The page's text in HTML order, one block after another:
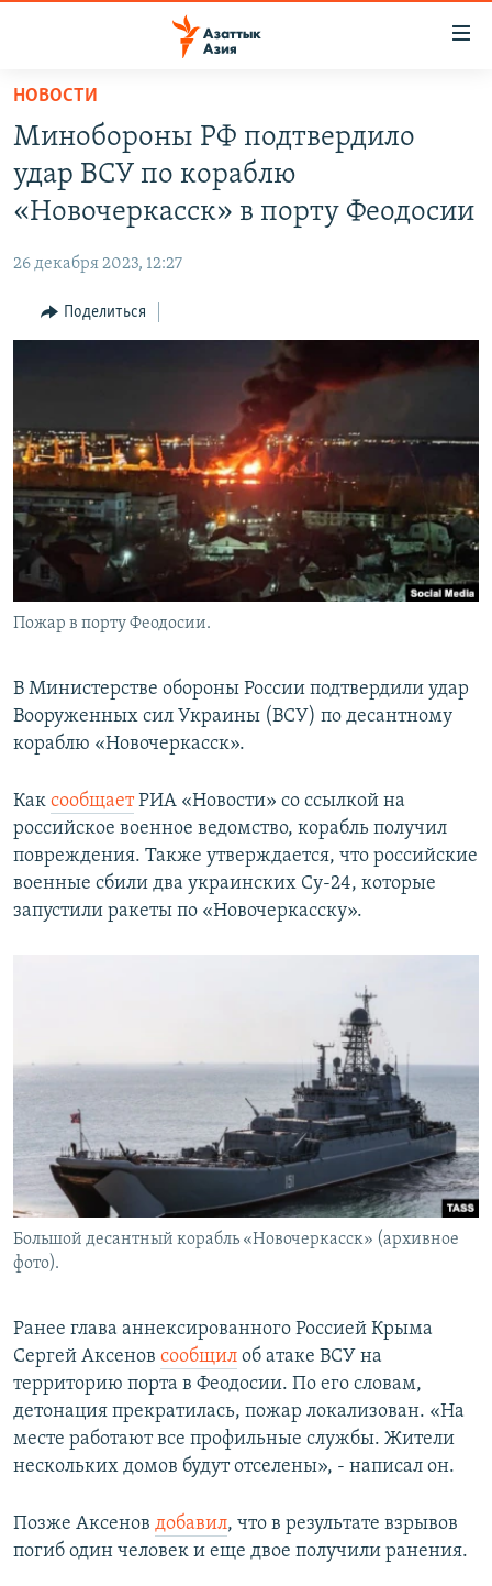
Вернуться
основному
содержанию
Вернутся
главной
навигации
Вернутся
ЦЕНТРАЛЬНАЯ АЗИЯ
КЫРГЫЗСТАН
ТАДЖИКИСТАН
ВОЙНА В УКРАИНЕ
ҚАЗАҚША
КЫРГЫЗЧА
TÜRKMENÇE
НОВОСТИ
Минобороны РФ подтвердило
удар ВСУ по кораблю
«Новочеркасск» в порту Феодосии
26 декабря 2023, 12:27
Поделиться
Пожар в порту Феодосии.
В Министерстве обороны России подтвердили удар
Вооруженных сил Украины (ВСУ) по десантному
кораблю «Новочеркасск».
Как сообщаетРИА «Новости» со ссылкой на
российское военное ведомство, корабль получил
повреждения. Также утверждается, что российские
военные сбили два украинских Су-24, которые
запустили ракеты по «Новочеркасску».
Большой десантный корабль «Новочеркасск» (архивное
фото).
Ранее глава аннексированного Россией Крыма
Сергей Аксенов сообщил об атаке ВСУ на
территорию порта в Феодосии. По его словам,
детонация прекратилась, пожар локализован. «На
месте работают все профильные службы. Жители
нескольких домов будут отселены», - написал он.
Позже Аксенов добавил, что в результате взрывов
погиб один человек и еще двое получили ранения.